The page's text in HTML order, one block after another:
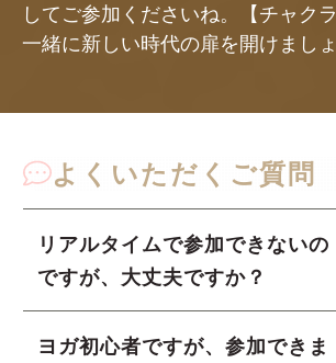
してご参加くださいね。【チャク
一緒に新しい時代の扉を開けましょ
よくいただくご質問
リアルタイムで参加できないの
ですが、大丈夫ですか？
ヨガ初心者ですが、参加できま